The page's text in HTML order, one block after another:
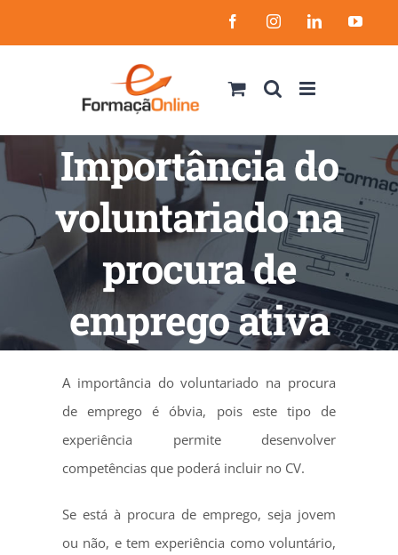
to
FacebookInstagramLinkedIn
Importância do
voluntariado na
procura de
emprego ativa
A importância do voluntariado na procura
de emprego é óbvia, pois este tipo de
experiência permite desenvolver
competências que poderá incluir no CV.
Se está à procura de emprego, seja jovem
ou não, e tem experiência como voluntário,